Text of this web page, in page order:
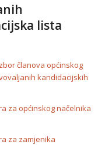
lista
članova općinskog
kandidacijskih
za općinskog načelnika
za zamjenika